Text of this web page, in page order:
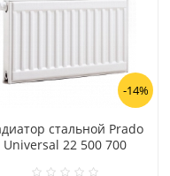
-14%
стальной Prado
Universal 22 500 700